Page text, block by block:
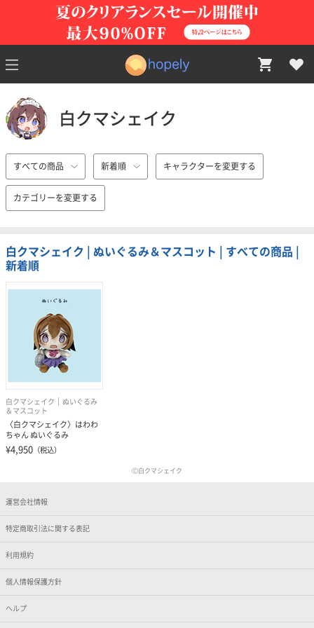
白クマシェイク
すべての商品 新着順 キャラクターを変更する
カテゴリーを変更する
白クマシェイク | ぬいぐるみ＆マスコット | すべての商品 |
新着順
白クマシェイク
ぬいぐるみ
＆マスコット
〈白クマシェイク〉はわわ
ちゃん ぬいぐるみ
¥4,950 （税込）
Ⓒ白クマシェイク
運営会社情報
特定商取引法に関する表記
利用規約
個人情報保護方針
ヘルプ